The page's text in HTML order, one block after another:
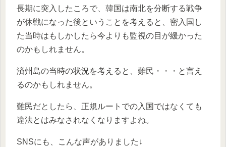
長期に突入したころで、韓国は南北を分断する戦争
が休戦になった後ということを考えると、密入国し
た当時はもしかしたら今よりも監視の目が緩かった
のかもしれません。
済州島の当時の状況を考えると、難民・・・と言え
るのかもしれません。
難民だとしたら、正規ルートでの入国ではなくても
違法とはみなされなくなりますよね。
SNSにも、こんな声がありました↓